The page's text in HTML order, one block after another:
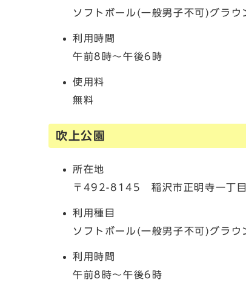
ソフトボール(一般男子不可)グラウ
利用時間
午前8時～午後6時
使用料
無料
吹上公園
所在地
〒492-8145 稲沢市正明寺一丁
利用種目
ソフトボール(一般男子不可)グラウ
利用時間
午前8時～午後6時